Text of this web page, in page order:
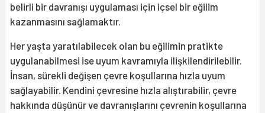
belirli bir davranışı uygulaması için içsel bir eğilim
kazanmasını sağlamaktır.
Her yaşta yaratılabilecek olan bu eğilimin pratikte
uygulanabilmesi ise uyum kavramıyla ilişkilendirilebilir.
İnsan, sürekli değişen çevre koşullarına hızla uyum
sağlayabilir. Kendini çevresine hızla alıştırabilir, çevre
hakkında düşünür ve davranışlarını çevrenin koşullarına